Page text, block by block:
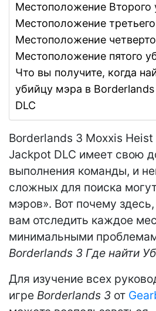
Местоположение
Местоположение
Местоположение
Местоположение пятого
Что вы получите, когда
убийцу мэра в
DLC
Borderlands 3 Moxxis
Jackpot DLC имеет свою
выполнения команды, и
сложных для поиска
мэров». Вот почему
вам отследить каждое
минимальными
Borderlands 3 Где найти
Для изучение всех
игре Borderlands 3 от